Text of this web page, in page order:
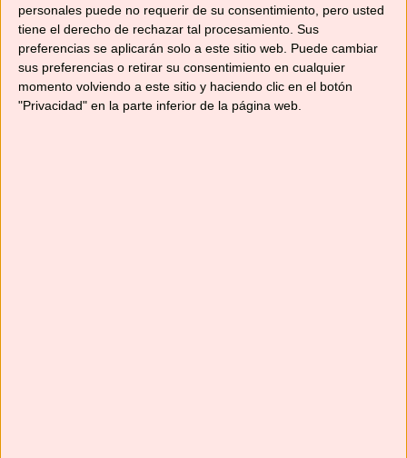
personales puede no requerir de su consentimiento, pero usted
tiene el derecho de rechazar tal procesamiento. Sus
preferencias se aplicarán solo a este sitio web. Puede cambiar
sus preferencias o retirar su consentimiento en cualquier
momento volviendo a este sitio y haciendo clic en el botón
"Privacidad" en la parte inferior de la página web.
YouTube